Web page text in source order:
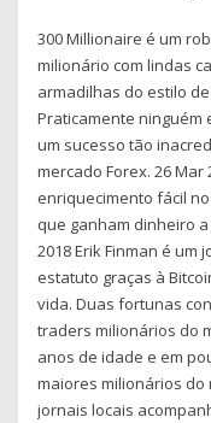
300 Millionaire é um
milionário com lindas
armadilhas do estilo
Praticamente ninguém
um sucesso tão
mercado Forex. 26
enriquecimento fácil
que ganham dinheiro
2018 Erik Finman é
estatuto graças à
vida. Duas fortunas
traders milionários do
anos de idade e em
maiores milionários do
jornais locais